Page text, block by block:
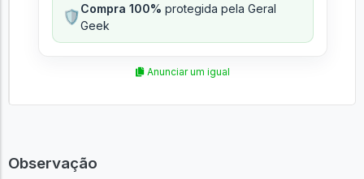
🛡️Compra 100% protegida pela Geral
Geek
Anunciar um igual
Observação